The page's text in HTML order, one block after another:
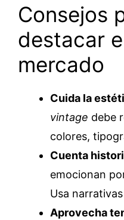
Consejos
destacar
mercado
Cuida la
vintage debe
colores,
Cuenta
emocionan
Usa
Aprovecha